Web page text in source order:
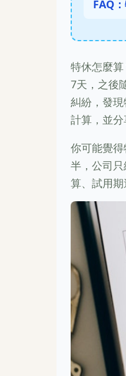
FAQ
特休怎麼
7天，之後
糾紛，發
計算，並分
你可能覺
半，公司
算、試用